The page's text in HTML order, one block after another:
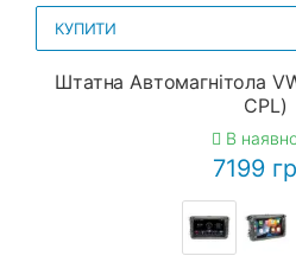
КУПИТИ
Штатна Автомагнітола
CPL)
В
7199